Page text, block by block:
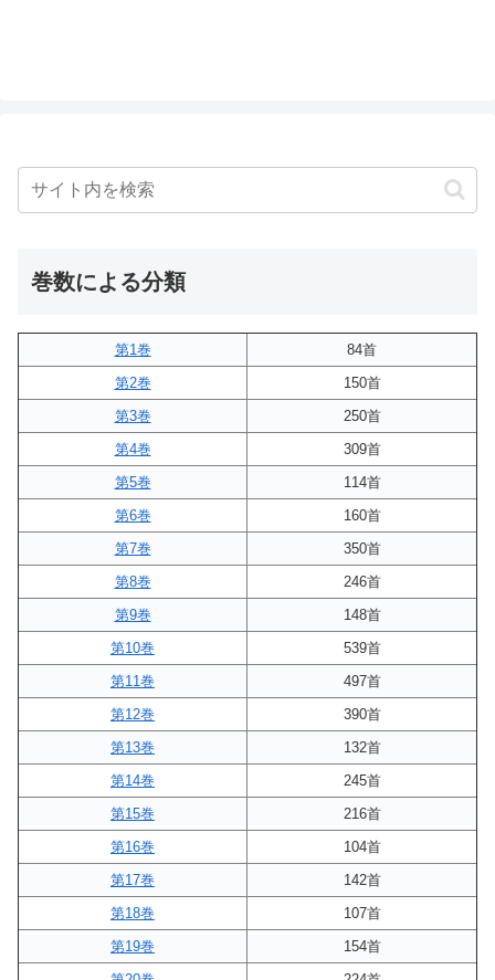
巻数による分類
第1巻
84首
第2巻
150首
第3巻
250首
第4巻
309首
第5巻
114首
第6巻
160首
第7巻
350首
第8巻
246首
第9巻
148首
第10巻
539首
第11巻
497首
第12巻
390首
第13巻
132首
第14巻
245首
第15巻
216首
第16巻
104首
第17巻
142首
第18巻
107首
第19巻
154首